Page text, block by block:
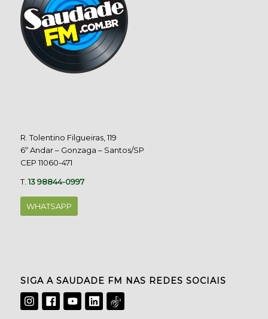
R. Tolentino Filgueiras, 119
6º Andar – Gonzaga – Santos/SP
CEP 11060-471
T.13 98844-0997
WHATSAPP
SIGA A SAUDADE FM NAS REDES SOCIAIS